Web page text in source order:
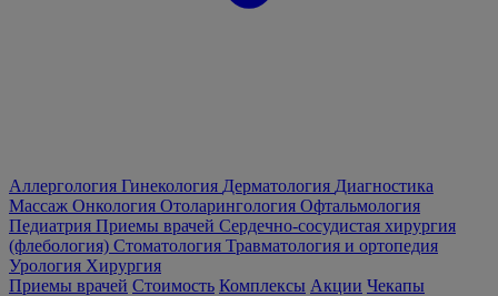
Аллергология Гинекология Дерматология Диагностика
Массаж Онкология Отоларингология Офтальмология
Педиатрия Приемы врачей Сердечно-сосудистая хирургия
(флебология) Стоматология Травматология и ортопедия
Урология Хирургия
Приемы врачей Стоимость Комплексы Акции Чекапы